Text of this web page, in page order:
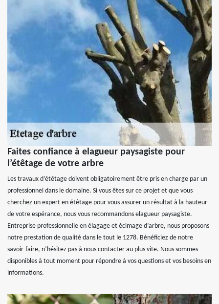
Faites confiance à elagueur paysagiste pour
l’étêtage de votre arbre
Les travaux d’étêtage doivent obligatoirement être pris en charge par un
professionnel dans le domaine. Si vous êtes sur ce projet et que vous
cherchez un expert en étêtage pour vous assurer un résultat à la hauteur
de votre espérance, nous vous recommandons elagueur paysagiste.
Entreprise professionnelle en élagage et écimage d’arbre, nous proposons
notre prestation de qualité dans le tout le 1278. Bénéficiez de notre
savoir-faire, n’hésitez pas à nous contacter au plus vite. Nous sommes
disponibles à tout moment pour répondre à vos questions et vos besoins en
informations.